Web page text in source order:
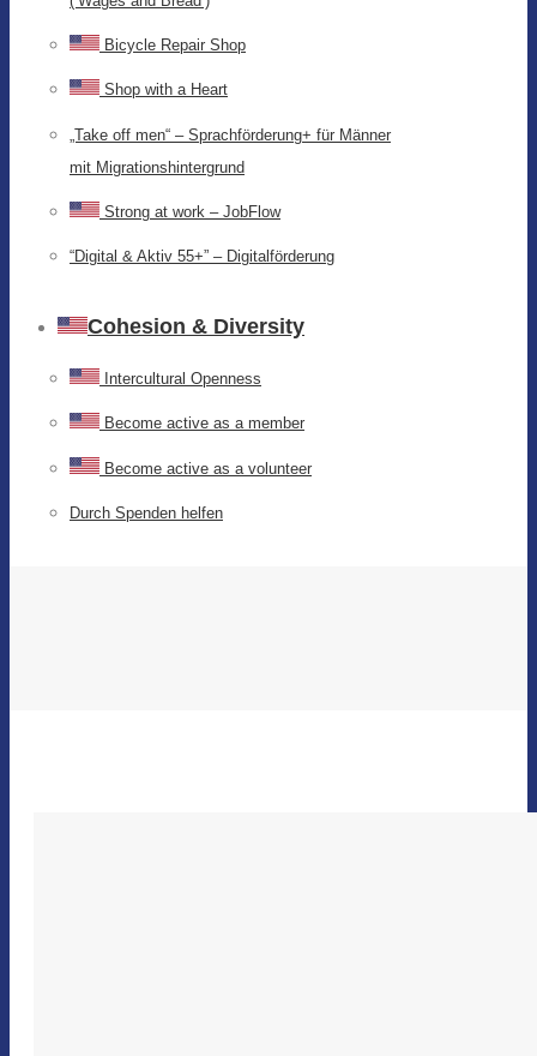
Bicycle Repair Shop
Shop with a Heart
„Take off men“ – Sprachförderung+ für Männer
mit Migrationshintergrund
Strong at work – JobFlow
“Digital & Aktiv 55+” – Digitalförderung
Cohesion & Diversity
Intercultural Openness
Become active as a member
Become active as a volunteer
Durch Spenden helfen